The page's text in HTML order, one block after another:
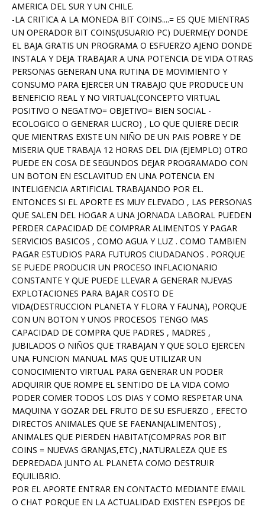
AMERICA DEL SUR Y UN CHILE.
-LA CRITICA A LA MONEDA BIT COINS....= ES QUE MIENTRAS
UN OPERADOR BIT COINS(USUARIO PC) DUERME(Y DONDE
EL BAJA GRATIS UN PROGRAMA O ESFUERZO AJENO DONDE
INSTALA Y DEJA TRABAJAR A UNA POTENCIA DE VIDA OTRAS
PERSONAS GENERAN UNA RUTINA DE MOVIMIENTO Y
CONSUMO PARA EJERCER UN TRABAJO QUE PRODUCE UN
BENEFICIO REAL Y NO VIRTUAL(CONCEPTO VIRTUAL
POSITIVO O NEGATIVO= OBJETIVO= BIEN SOCIAL -
ECOLOGICO O GENERAR LUCRO) , LO QUE QUIERE DECIR
QUE MIENTRAS EXISTE UN NIÑO DE UN PAIS POBRE Y DE
MISERIA QUE TRABAJA 12 HORAS DEL DIA (EJEMPLO) OTRO
PUEDE EN COSA DE SEGUNDOS DEJAR PROGRAMADO CON
UN BOTON EN ESCLAVITUD EN UNA POTENCIA EN
INTELIGENCIA ARTIFICIAL TRABAJANDO POR EL.
ENTONCES SI EL APORTE ES MUY ELEVADO , LAS PERSONAS
QUE SALEN DEL HOGAR A UNA JORNADA LABORAL PUEDEN
PERDER CAPACIDAD DE COMPRAR ALIMENTOS Y PAGAR
SERVICIOS BASICOS , COMO AGUA Y LUZ . COMO TAMBIEN
PAGAR ESTUDIOS PARA FUTUROS CIUDADANOS . PORQUE
SE PUEDE PRODUCIR UN PROCESO INFLACIONARIO
CONSTANTE Y QUE PUEDE LLEVAR A GENERAR NUEVAS
EXPLOTACIONES PARA BAJAR COSTO DE
VIDA(DESTRUCCION PLANETA Y FLORA Y FAUNA), PORQUE
CON UN BOTON Y UNOS PROCESOS TENGO MAS
CAPACIDAD DE COMPRA QUE PADRES , MADRES ,
JUBILADOS O NIÑOS QUE TRABAJAN Y QUE SOLO EJERCEN
UNA FUNCION MANUAL MAS QUE UTILIZAR UN
CONOCIMIENTO VIRTUAL PARA GENERAR UN PODER
ADQUIRIR QUE ROMPE EL SENTIDO DE LA VIDA COMO
PODER COMER TODOS LOS DIAS Y COMO RESPETAR UNA
MAQUINA Y GOZAR DEL FRUTO DE SU ESFUERZO , EFECTO
DIRECTOS ANIMALES QUE SE FAENAN(ALIMENTOS) ,
ANIMALES QUE PIERDEN HABITAT(COMPRAS POR BIT
COINS = NUEVAS GRANJAS,ETC) ,NATURALEZA QUE ES
DEPREDADA JUNTO AL PLANETA COMO DESTRUIR
EQUILIBRIO.
POR EL APORTE ENTRAR EN CONTACTO MEDIANTE EMAIL
O CHAT PORQUE EN LA ACTUALIDAD EXISTEN ESPEJOS DE